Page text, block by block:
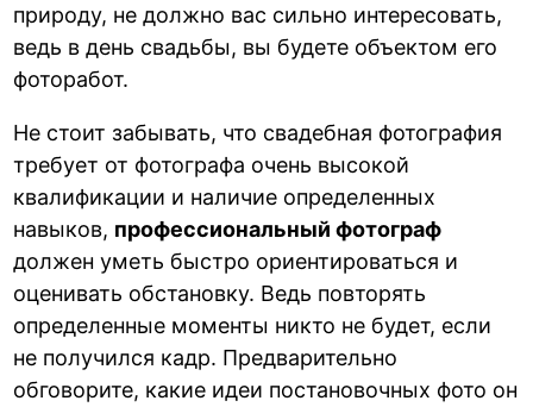
природу, не должно вас сильно интересовать,
ведь в день свадьбы, вы будете объектом его
фоторабот.
Не стоит забывать, что свадебная фотография
требует от фотографа очень высокой
квалификации и наличие определенных
навыков, профессиональный фотограф
должен уметь быстро ориентироваться и
оценивать обстановку. Ведь повторять
определенные моменты никто не будет, если
не получился кадр. Предварительно
обговорите, какие идеи постановочных фото он